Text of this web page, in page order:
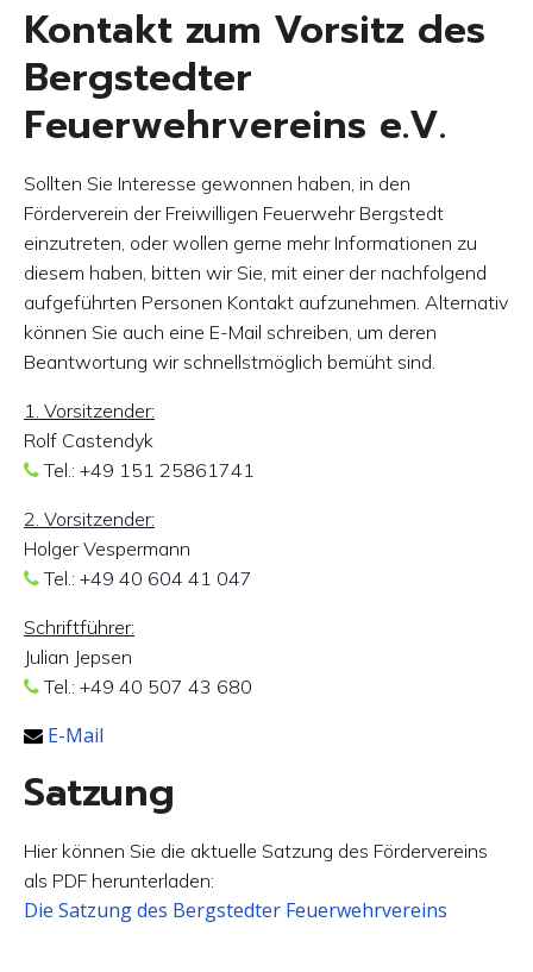
Kontakt zum Vorsitz des
Bergstedter
Feuerwehrvereins e.V.
Sollten Sie Interesse gewonnen haben, in den
Förderverein der Freiwilligen Feuerwehr Bergstedt
einzutreten, oder wollen gerne mehr Informationen zu
diesem haben, bitten wir Sie, mit einer der nachfolgend
aufgeführten Personen Kontakt aufzunehmen. Alternativ
können Sie auch eine E-Mail schreiben, um deren
Beantwortung wir schnellstmöglich bemüht sind.
1. Vorsitzender:
Rolf Castendyk
Tel.: +49 151 25861741
2. Vorsitzender:
Holger Vespermann
Tel.: +49 40 604 41 047
Schriftführer:
Julian Jepsen
Tel.: +49 40 507 43 680
E-Mail
Satzung
Hier können Sie die aktuelle Satzung des Fördervereins
als PDF herunterladen:
Die Satzung des Bergstedter Feuerwehrvereins